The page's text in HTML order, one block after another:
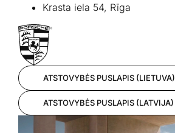
Krasta iela 54, Rīga
ATSTOVYBĖS PUSLAPIS (LIETUVA)
ATSTOVYBĖS PUSLAPIS (LATVIJA)